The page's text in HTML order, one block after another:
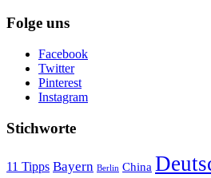
Folge uns
Facebook
Twitter
Pinterest
Instagram
Stichworte
11 Tipps Bayern Berlin China